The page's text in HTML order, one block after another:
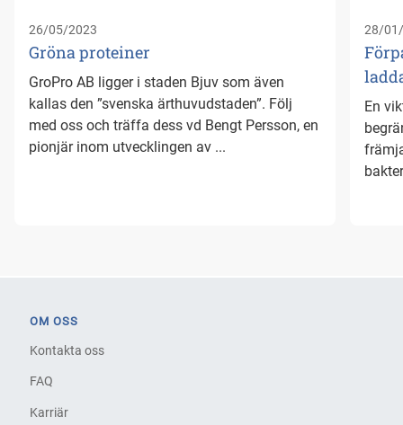
26/05/2023
Gröna proteiner
GroPro AB ligger i staden Bjuv som även
kallas den ”svenska ärthuvudstaden”. Följ
med oss och träffa dess vd Bengt Persson, en
pionjär inom utvecklingen av ...
28/
En
OM OSS
Kontakta oss
FAQ
Karriär